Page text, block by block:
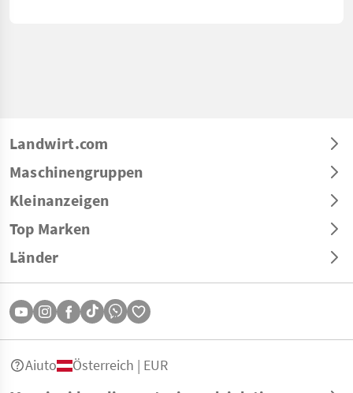
Landwirt.com
Maschinengruppen
Kleinanzeigen
Top Marken
Länder
Aiuto Österreich | EUR